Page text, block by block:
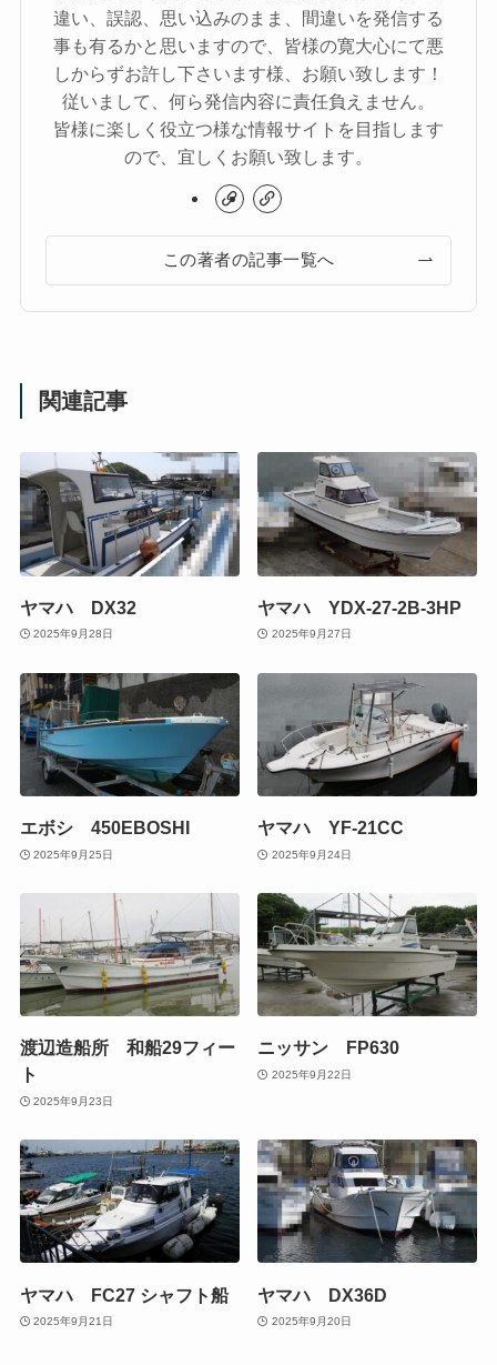
違い、誤認、思い込みのまま、間違いを発信する
事も有るかと思いますので、皆様の寛大心にて悪
しからずお許し下さいます様、お願い致します！
従いまして、何ら発信内容に責任負えません。
皆様に楽しく役立つ様な情報サイトを目指します
ので、宜しくお願い致します。
この著者の記事一覧へ
関連記事
ヤマハ DX32
2025年9月28日
ヤマハ YDX-27-2B-3HP
2025年9月27日
エボシ 450EBOSHI
2025年9月25日
ヤマハ YF-21CC
2025年9月24日
渡辺造船所 和船29フィー
ト
2025年9月23日
ニッサン FP630
2025年9月22日
ヤマハ FC27 シャフト船
2025年9月21日
ヤマハ DX36D
2025年9月20日